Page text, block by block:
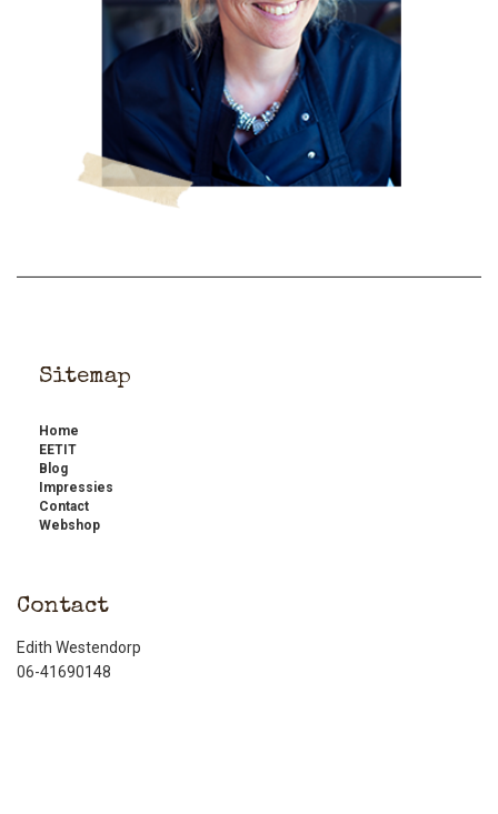
Sitemap
Home
EETIT
Blog
Impressies
Contact
Webshop
Contact
Edith Westendorp
06-41690148